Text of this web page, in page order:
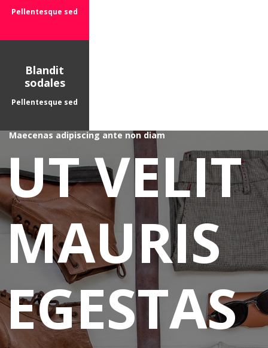
Pellentesque sed
Blandit
sodales
Pellentesque sed
Maecenas adipiscing ante non diam
UT VELIT
MAURIS
EGESTAS